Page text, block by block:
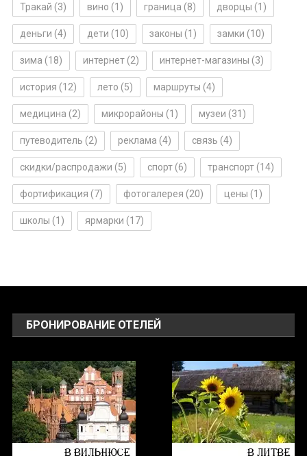
Тракай (3) вино (1) граница (8) дворцы (1)
деньги (4) дети (10) законы (1) замки (10)
зима (18) интернет(2) интернет-магазины (3)
история (12) лето (5) маршруты (4)
медицина (2) микрорайоны (1) музеи (31)
путеводитель (2) реклама (4) связь (4)
скидки/распродажи (5) спорт(6) транспорт(14)
фортификация (7) фотогалерея (20) цены (1)
школы (1) ярмарки (17)
БРОНИРОВАНИЕ ОТЕЛЕЙ